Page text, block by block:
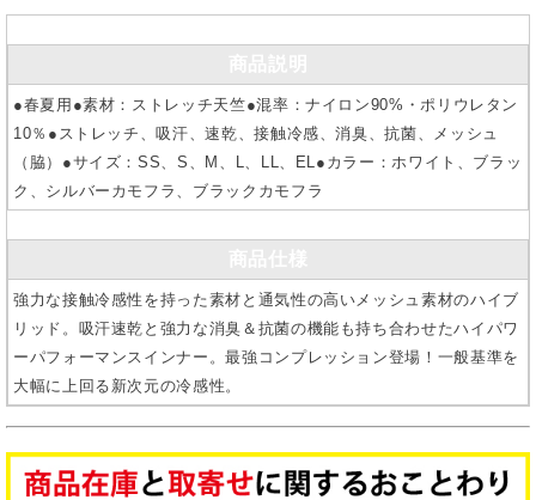
●春夏用●素材：ストレッチ天竺●混率：ナイロン90%・ポリウレタン
10％●ストレッチ、吸汗、速乾、接触冷感、消臭、抗菌、メッシュ
（脇）●サイズ：SS、S、M、L、LL、EL●カラー：ホワイト、ブラッ
ク、シルバーカモフラ、ブラックカモフラ
強力な接触冷感性を持った素材と通気性の高いメッシュ素材のハイブ
リッド。吸汗速乾と強力な消臭＆抗菌の機能も持ち合わせたハイパワ
ーパフォーマンスインナー。最強コンプレッション登場！一般基準を
大幅に上回る新次元の冷感性。